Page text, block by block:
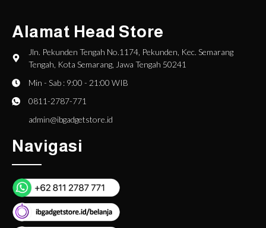
Alamat Head Store
Jln. Pekunden Tengah No.1174, Pekunden, Kec. Semarang
Tengah, Kota Semarang, Jawa Tengah 50241
Min - Sab : 9:00 - 21:00 WIB
0811-2787-771
admin@ibgadgetstore.id
Navigasi